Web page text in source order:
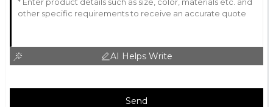
AI Helps Write
Send